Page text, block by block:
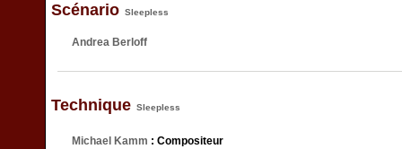
Scénario Sleepless
Andrea Berloff
Technique Sleepless
Michael Kamm : Compositeur